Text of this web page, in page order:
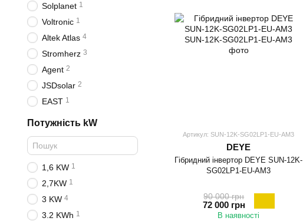
Артикул: SUN-12K-SG02LP1-EU-AM3
DEYE
Гібридний інвертор DEYE SUN-12K-
SG02LP1-EU-AM3
90 000 грн
72 000 грн
В наявності
Solplanet 1
Voltronic 1
Altek Atlas 4
Stromherz 3
Agent 2
JSDsolar 2
EAST 1
Потужність kW
1,6 KW 1
2,7KW 1
3 KW 4
3.2 KWh 1